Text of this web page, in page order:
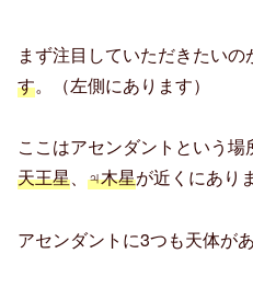
まず注目していただきたい
す。（左側にあります）
ここはアセンダントという場
天王星、 ♃木星が近くにあり
アセンダントに3つも天体があ